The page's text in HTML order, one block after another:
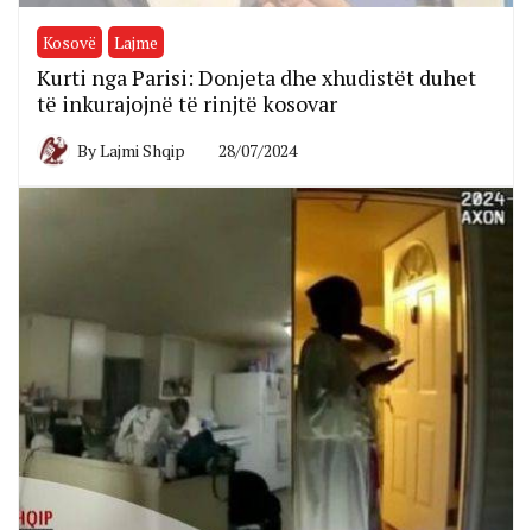
Kosovë Lajme
Kurti nga Parisi: Donjeta dhe xhudistët duhet
të inkurajojnë të rinjtë kosovar
ByLajmi Shqip 28/07/2024